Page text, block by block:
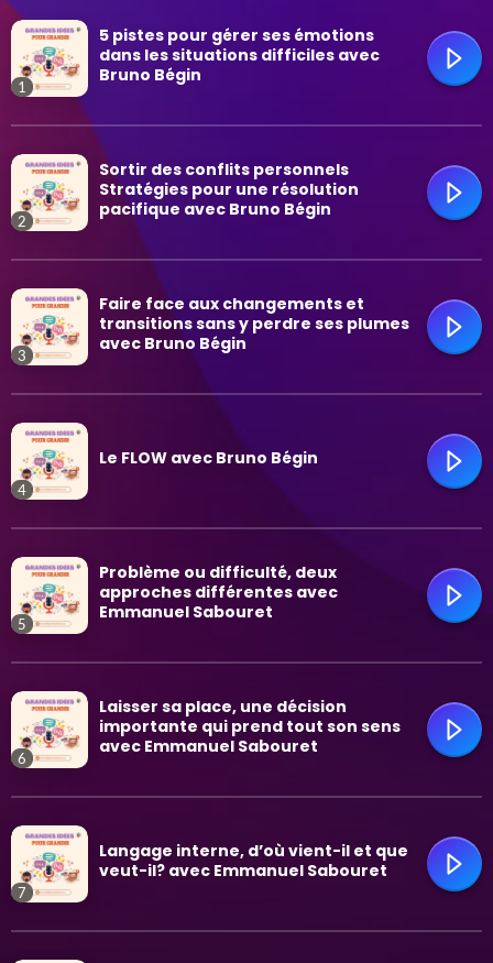
Grandes idées
Mode de vie et affaires
Plein air
Psychologie
Relations
Santé
trending_flat
1
5 pistes pour gérer ses émotions
dans les situations difficiles avec
Bruno Bégin
trending_flat
2
Sortir des conflits personnels
Stratégies pour une résolution
pacifique avec Bruno Bégin
trending_flat
3
Faire face aux changements et
transitions sans y perdre ses plumes
avec Bruno Bégin
trending_flat
4
Le FLOW avec Bruno Bégin
trending_flat
5
Problème ou difficulté, deux
approches différentes avec
Emmanuel Sabouret
trending_flat
6
Laisser sa place, une décision
importante qui prend tout son sens
avec Emmanuel Sabouret
7
Langage interne, d’où vient-il et que
veut-il? avec Emmanuel Sabouret